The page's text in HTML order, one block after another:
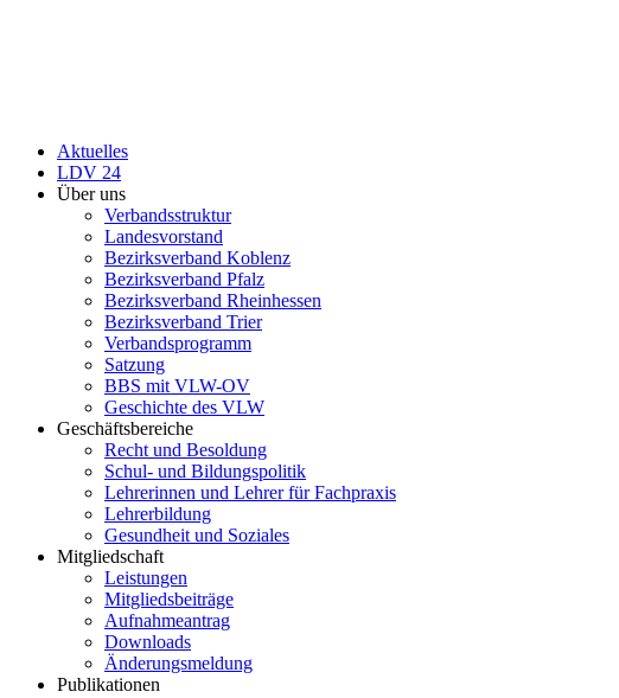
Aktuelles
LDV 24
Über uns
Verbandsstruktur
Landesvorstand
Bezirksverband Koblenz
Bezirksverband Pfalz
Bezirksverband Rheinhessen
Bezirksverband Trier
Verbandsprogramm
Satzung
BBS mit VLW-OV
Geschichte des VLW
Geschäftsbereiche
Recht und Besoldung
Schul- und Bildungspolitik
Lehrerinnen und Lehrer für Fachpraxis
Lehrerbildung
Gesundheit und Soziales
Mitgliedschaft
Leistungen
Mitgliedsbeiträge
Aufnahmeantrag
Downloads
Änderungsmeldung
Publikationen